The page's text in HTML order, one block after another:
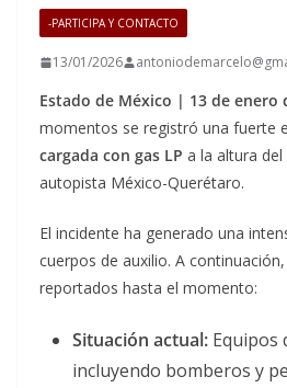
-PARTICIPA Y CONTACTO
13/01/2026
Estado de México | 13 de enero
momentos se registró una fuerte
cargada con gas LP a la altura del
autopista México-Querétaro.
El incidente ha generado una
cuerpos de auxilio. A
reportados hasta el momento:
Situación actual: Equipos
incluyendo bomberos y